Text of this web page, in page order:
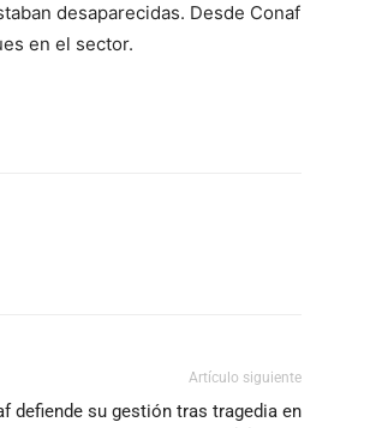
desaparecidas. Desde Conaf
en el sector.
Artículo siguiente
defiende su gestión tras tragedia en